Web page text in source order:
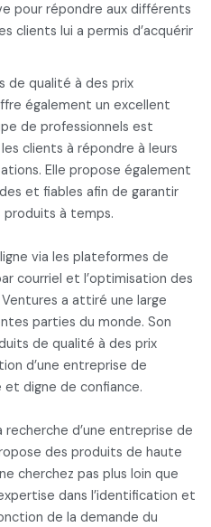
pour répondre aux différents
clients lui a permis d’acquérir
de qualité à des prix
également un excellent
de professionnels est
clients à répondre à leurs
Elle propose également
et fiables afin de garantir
à temps.
via les plateformes de
courriel et l’optimisation des
a attiré une large
parties du monde. Son
de qualité à des prix
d’une entreprise de
digne de confiance.
recherche d’une entreprise de
des produits de haute
cherchez pas plus loin que
dans l’identification et
de la demande du